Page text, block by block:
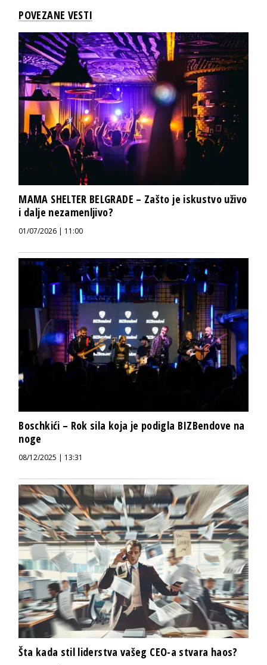
POVEZANE VESTI
MAMA SHELTER BELGRADE – Zašto je iskustvo uživo
i dalje nezamenljivo?
01/07/2026 | 11:00
Boschkići – Rok sila koja je podigla BIZBendove na
noge
08/12/2025 | 13:31
Šta kada stil liderstva vašeg CEO-a stvara haos?